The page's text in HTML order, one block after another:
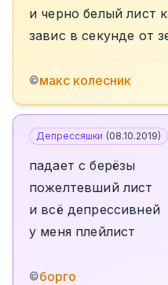
и черно белый лист
завис в секунде от
©макс колесник
Депрессяшки (08.10.2019)
падает с берёзы
пожелтевший лист
и всё депрессивней
у меня плейлист
©борго